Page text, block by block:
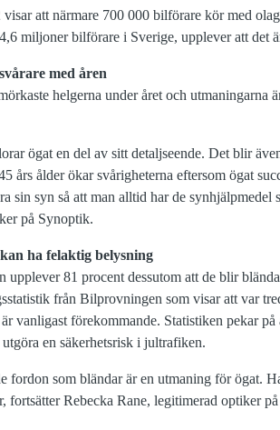
att närmare 700 000 bilförare kör med
miljoner bilförare i Sverige, upplever att det
med åren
helgerna under året och
ögat en del av sitt detaljseende. Det blir
års ålder ökar svårigheterna eftersom ögat
sin syn så att man alltid har de synhjälpmedel
på Synoptik.
ha felaktig belysning
upplever 81 procent dessutom att de blir
från Bilprovningen som visar att var
vanligast förekommande. Statistiken pekar
en säkerhetsrisk i jultrafiken.
fordon som bländar är en utmaning för ögat.
fortsätter Rebecka Rane, legitimerad optiker